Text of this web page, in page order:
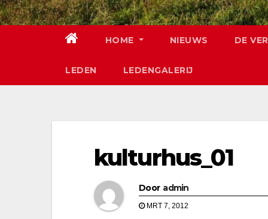
HOME NIEUWS DE
LEDEN LEDENGALERIJ
kulturhus_01
Door admin
MRT 7, 2012